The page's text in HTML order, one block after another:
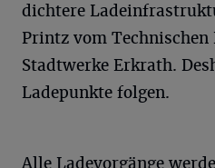
dichtere
Printz vom Technischen
Stadtwerke Erkrath.
Ladepunkte folgen.
Alle Ladevorgänge